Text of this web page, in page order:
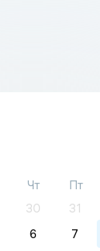
Чт Пт
30 31
6 7